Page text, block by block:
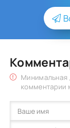
Минимальная
комментарии